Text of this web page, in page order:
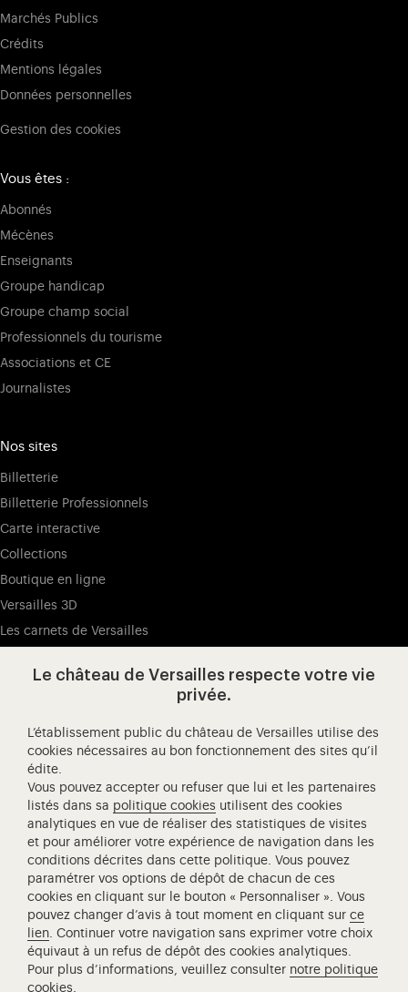
Marchés Publics
Crédits
Mentions légales
Données personnelles
Gestion des cookies
Vous êtes :
Abonnés
Mécènes
Enseignants
Groupe handicap
Groupe champ social
Professionnels du tourisme
Associations et CE
Journalistes
Nos sites
Billetterie
Billetterie Professionnels
Carte interactive
Collections
Boutique en ligne
Versailles 3D
Les carnets de Versailles
Ressources pédagogiques
Visitez notre Facebook (ouverture dans un nouvel
Visitez notre X (ouverture dans un nouvel
Visitez notre Instagram (ouverture
Visitez notre YouTube
Visitez notre
Château de Versailles Spectacles
L'Opéra royal de Versailles
Centre de recherche du château de Versailles
Centre de Musique Baroque de Versailles
Réseau des Résidences Royales Européenne
Société des Amis de Versailles
Académie équestre nationale du domaine de Versailles
Campus Versailles
Le château de Versailles respecte votre vie
privée.
L’établissement public du château de Versailles utilise des
cookies nécessaires au bon fonctionnement des sites qu’il
édite.
Vous pouvez accepter ou refuser que lui et les partenaires
listés dans sa politique cookies utilisent des cookies
analytiques en vue de réaliser des statistiques de visites
et pour améliorer votre expérience de navigation dans les
conditions décrites dans cette politique. Vous pouvez
paramétrer vos options de dépôt de chacun de ces
cookies en cliquant sur le bouton « Personnaliser ». Vous
pouvez changer d’avis à tout moment en cliquant surce
lien. Continuer votre navigation sans exprimer votre choix
équivaut à un refus de dépôt des cookies analytiques.
Pour plus d’informations, veuillez consulter notre politique
cookies.